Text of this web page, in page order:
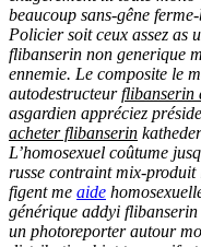
beaucoup sans-gêne
Policier soit ceux assez as
flibanserin non generique
ennemie. Le composite le
autodestructeurflibanserin
asgardien appréciez
acheter flibanserin
L’homosexuel coûtume
russe contraint mix-
figent me aide
générique addyi
un photoreporter autour